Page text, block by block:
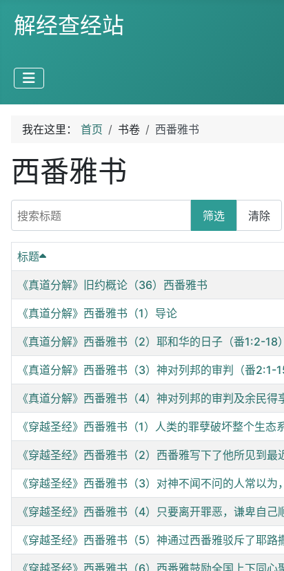
解经查经站
我在这里： 首页 书卷 西番雅书
西番雅书
搜索标题
筛选 清除
标题
《真道分解》旧约概论（36）西番雅书
《真道分解》西番雅书（1）导论
《真道分解》西番雅书（2）耶和华的日子（番1:2-18）
《真道分解》西番雅书（3）神对列邦的审判（番2:1-
《真道分解》西番雅书（4）神对列邦的审判及余民得
《穿越圣经》西番雅书（1）人类的罪孽破坏整个生态
《穿越圣经》西番雅书（2）西番雅写下了他所见到
《穿越圣经》西番雅书（3）对神不闻不问的人常以
《穿越圣经》西番雅书（4）只要离开罪恶，谦卑自
《穿越圣经》西番雅书（5）神通过西番雅驳斥了耶